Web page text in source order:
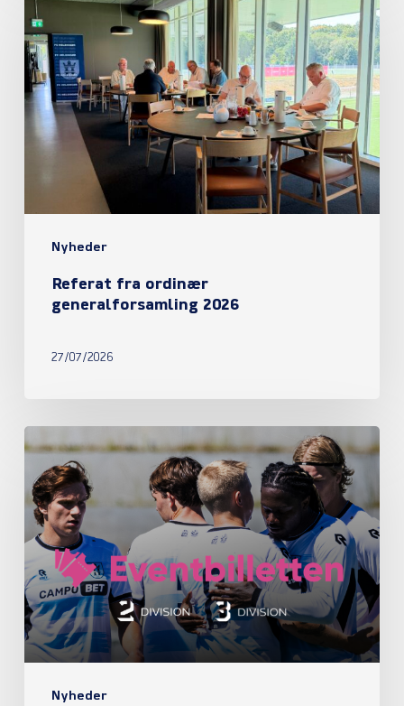
Nyheder
fra
ordinær
generalforsamling
2026
Referat fra ordinær
generalforsamling 2026
27/07/2026
Nyheder